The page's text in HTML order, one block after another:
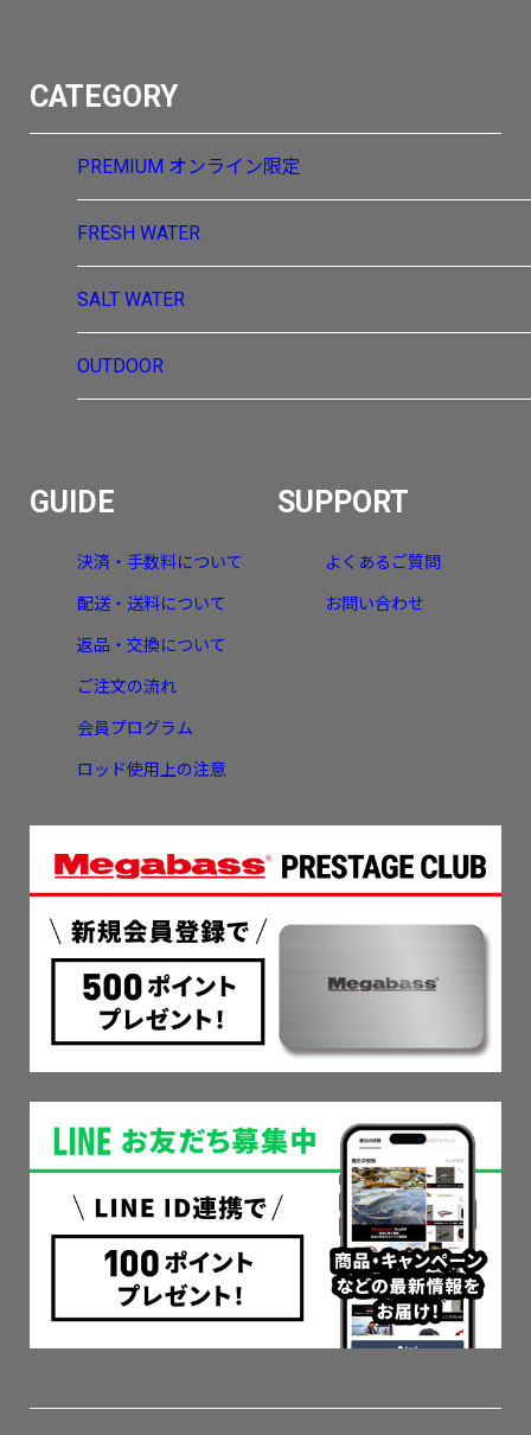
CATEGORY
PREMIUM オンライン限定
FRESH WATER
SALT WATER
OUTDOOR
GUIDE
決済・手数料について
配送・送料について
返品・交換について
ご注文の流れ
会員プログラム
ロッド使用上の注意
SUPPORT
よくあるご質問
お問い合わせ